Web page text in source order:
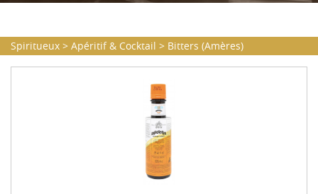
Spiritueux > Apéritif & Cocktail > Bitters (Amères)